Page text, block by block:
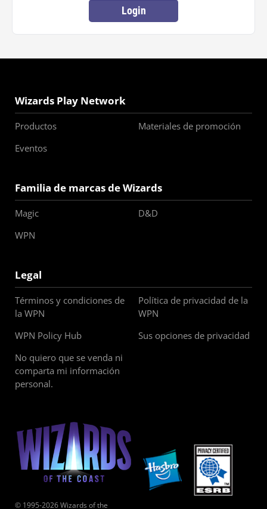
Login
Wizards Play Network
Productos
Materiales de promoción
Eventos
Familia de marcas de Wizards
Magic
D&D
WPN
Legal
Términos y condiciones de
la WPN
Política de privacidad de la
WPN
WPN Policy Hub
Sus opciones de privacidad
No quiero que se venda ni
comparta mi información
personal.
© 1995-2026 Wizards of the